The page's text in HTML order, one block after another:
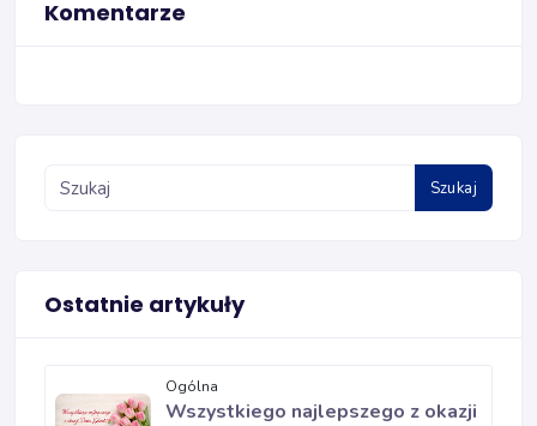
Komentarze
Szukaj
Ostatnie artykuły
Ogólna
Wszystkiego najlepszego z okazji